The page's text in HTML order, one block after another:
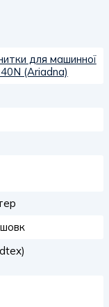
для машинної
(Ariadna)